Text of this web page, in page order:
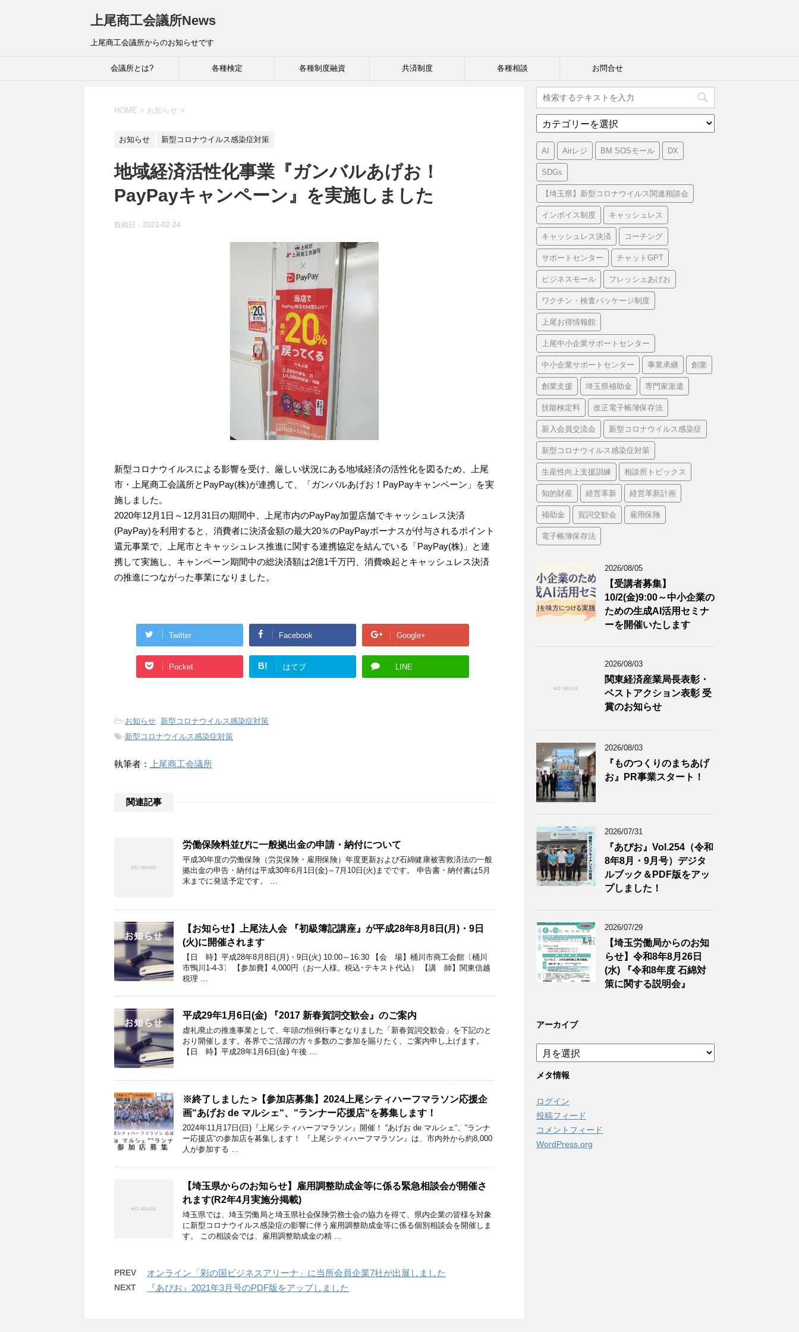
上尾商工会議所News
上尾商工会議所からのお知らせです
会議所とは? 各種検定 各種制度融資 共済制度 各種相談 お問合せ
HOME > お知らせ >
お知らせ 新型コロナウイルス感染症対策
地域経済活性化事業『ガンバルあげお！
PayPayキャンペーン』を実施しました
投稿日： 2021-02-24
新型コロナウイルスによる影響を受け、厳しい状況にある地域経済の活性化を図るため、上尾
市・上尾商工会議所とPayPay(株)が連携して、「ガンバルあげお！PayPayキャンペーン」を実
施しました。
2020年12月1日～12月31日の期間中、上尾市内のPayPay加盟店舗でキャッシュレス決済
(PayPay)を利用すると、消費者に決済金額の最大20％のPayPayボーナスが付与されるポイント
還元事業で、上尾市とキャッシュレス推進に関する連携協定を結んでいる「PayPay(株)」と連
携して実施し、キャンペーン期間中の総決済額は2億1千万円、消費喚起とキャッシュレス決済
の推進につながった事業になりました。
Twitter Facebook Google+
Pocket B! はてブ LINE
-お知らせ, 新型コロナウイルス感染症対策
-新型コロナウイルス感染症対策
執筆者： 上尾商工会議所
関連記事
労働保険料並びに一般拠出金の申請・納付について
平成30年度の労働保険（労災保険・雇用保険）年度更新および石綿健康被害救済法の一般
拠出金の申告・納付は平成30年6月1日(金)～7月10日(火)までです。 申告書・納付書は5月
末までに発送予定です。 …
【お知らせ】上尾法人会 『初級簿記講座』が平成28年8月8日(月)・9日
(火)に開催されます
【日 時】平成28年8月8日(月)・9日(火) 10:00～16:30 【会 場】桶川市商工会館〔桶川
市鴨川1-4-3〕 【参加費】4,000円（お一人様。税込･テキスト代込） 【講 師】関東信越
税理 …
平成29年1月6日(金) 『2017 新春賀詞交歓会』のご案内
虚礼廃止の推進事業として、年頭の恒例行事となりました「新春賀詞交歓会」を下記のと
おり開催します。各界でご活躍の方々多数のご参加を賜りたく、ご案内申し上げます。
【日 時】平成28年1月6日(金) 午後 …
※終了しました >【参加店募集】2024上尾シティハーフマラソン応援企
画“あげお de マルシェ“、“ランナー応援店“を募集します！
2024年11月17日(日)『上尾シティハーフマラソン』開催！ “あげお de マルシェ“、“ランナ
ー応援店“の参加店を募集します！ 『上尾シティハーフマラソン』は、市内外から約8,000
人が参加する …
【埼玉県からのお知らせ】雇用調整助成金等に係る緊急相談会が開催さ
れます(R2年4月実施分掲載)
埼玉県では、埼玉労働局と埼玉県社会保険労務士会の協力を得て、県内企業の皆様を対象
に新型コロナウイルス感染症の影響に伴う雇用調整助成金等に係る個別相談会を開催しま
す。 この相談会では、雇用調整助成金の精 …
PREV オンライン「彩の国ビジネスアリーナ」に当所会員企業7社が出展しました
NEXT 『あぴお』2021年3月号のPDF版をアップしました
テ
ゴ
リ
ー
AI Airレジ BM SOSモール DX
SDGs
【埼玉県】新型コロナウイルス関連相談会
インボイス制度 キャッシュレス
キャッシュレス決済 コーチング
サポートセンター チャットGPT
ビジネスモール フレッシュあげお
ワクチン・検査パッケージ制度
上尾お得情報館
上尾中小企業サポートセンター
中小企業サポートセンター 事業承継 創業
創業支援 埼玉県補助金 専門家派遣
技能検定料 改正電子帳簿保存法
新入会員交流会 新型コロナウイルス感染症
新型コロナウイルス感染症対策
生産性向上支援訓練 相談所トピックス
知的財産 経営革新 経営革新計画
補助金 賀詞交歓会 雇用保険
電子帳簿保存法
2026/08/05
【受講者募集】
10/2(金)9:00～中小企業の
ための生成AI活用セミナ
ーを開催いたします
2026/08/03
関東経済産業局長表彰・
ベストアクション表彰 受
賞のお知らせ
2026/08/03
『ものつくりのまちあげ
お』PR事業スタート！
2026/07/31
『あぴお』Vol.254（令和
8年8月・9月号）デジタ
ルブック＆PDF版をアッ
プしました！
2026/07/29
【埼玉労働局からのお知
らせ】令和8年8月26日
(水) 『令和8年度 石綿対
策に関する説明会』
アーカイブ
ア
ー
カ
ブ
メタ情報
ログイン
投稿フィード
コメントフィード
WordPress.org